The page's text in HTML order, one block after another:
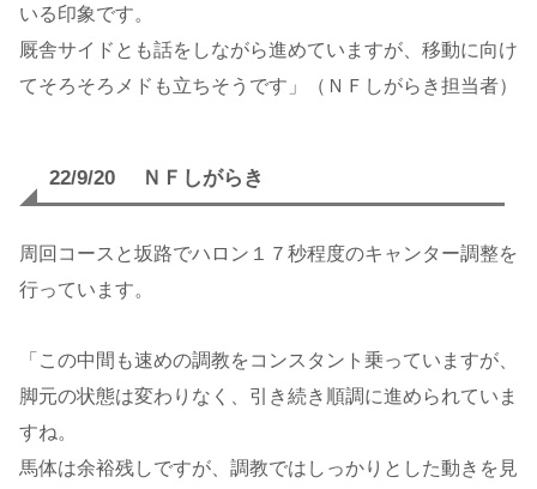
いる印象です。
厩舎サイドとも話をしながら進めていますが、移動に向け
てそろそろメドも立ちそうです」（ＮＦしがらき担当者）
22/9/20 ＮＦしがらき
周回コースと坂路でハロン１７秒程度のキャンター調整を
行っています。
「この中間も速めの調教をコンスタント乗っていますが、
脚元の状態は変わりなく、引き続き順調に進められていま
すね。
馬体は余裕残しですが、調教ではしっかりとした動きを見